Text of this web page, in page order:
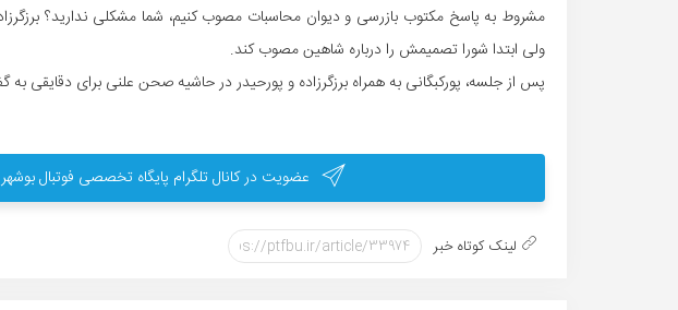
مشروط به پاسخ مکتوب بازرسی و دیوان محاسبات مصوب کنیم، شما مشکلی ندارید؟
ولی ابتدا شورا تصمیمش را درباره شاهین مصوب کند.
پس از جلسه، پورکبگانی به همراه برزگرزاده و پورحیدر در حاشیه صحن علنی برای دقایقی به
عضویت در کانال تلگرام پایگاه تخصصی فوتبال بوشهر
لینک کوتاه خبر